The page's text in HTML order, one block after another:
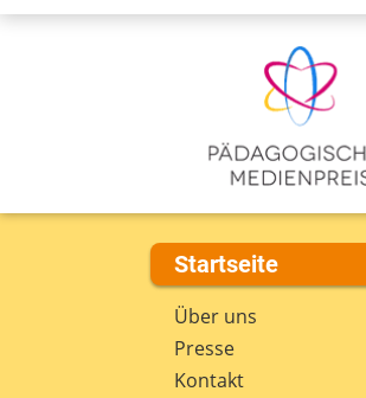
Startseite
Über uns
Presse
Kontakt